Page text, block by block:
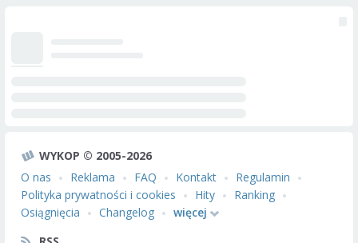
WYKOP © 2005-2026
O nas
Reklama FAQ Kontakt
Regulamin
Polityka prywatności i cookies
Hity
Ranking
Osiągnięcia
Changelog
więcej